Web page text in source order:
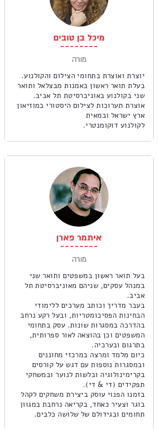
מיכל בן טובים
מורה
יוצרת ואוצרת בתחומי הצילום והקולנוע.
בעלת תואר ראשון באמנות מבצלאל ותואר
שני בקולנוע באוניברסיטת תל אביב.
אוצרת תערוכות לצילום היסטורי במוזיאון
ארץ ישראל ובמאית
לקולנוע דוקומנטרי.
איתמר פארן
מורה
בעל תואר ראשון במשפטים ותואר שני
במנהל עסקים, שניהם מאוניברסיטת תל
אביב.
בעבר מדריך וכותב מערכים ללימודי
הבחינות הפסיכומטריות, ובעל רקע נרחב
בהדרכה במסגרות שונות. עסק בתחומי
המשפטים וכן בהוצאה לאור ספרותית,
בתרגום ובערכיה.
כיום מלמד ומרצה במרכזי מחוננים
ובמסגרות נוספות עם דגש על קורסים
בקרימינולוגיה ובלשות לנוער ובמשחקי
תפקידים (די & די).
בזמנו הפנוי עוסק ביצירת משחקים לקהל
בוגר וצעיר כאחד, בקריאה נרחבת במגוון
תחומים ובגידולם של שלושה כלבים.